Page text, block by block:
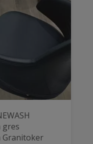
gres
Granitoker